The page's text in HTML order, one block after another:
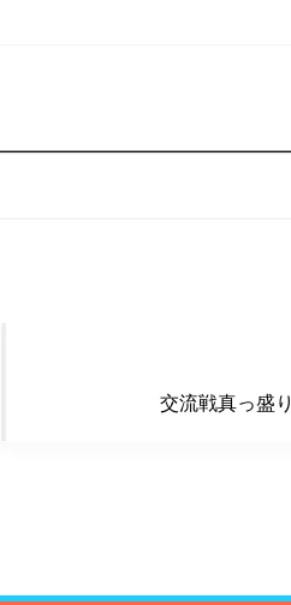
交流戦真っ盛